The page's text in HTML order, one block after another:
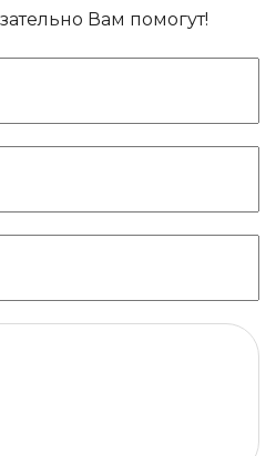
Вам помогут!